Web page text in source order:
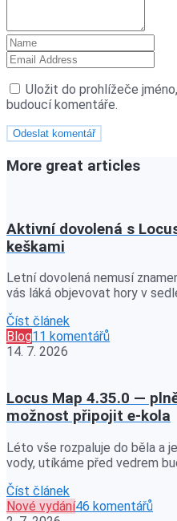
Uložit do prohlížeče
budoucí komentáře.
More great articles
Aktivní dovolená s
keškami
Letní dovolená nemusí
vás láká objevovat hory v
Číst článek
Blog11 komentářů
14. 7. 2026
Locus Map 4.35.0 —
možnost připojit e-kola
Léto vše rozpaluje do běla a
vody, utíkáme před vedrem
Číst článek
Nové vydání46 komentářů